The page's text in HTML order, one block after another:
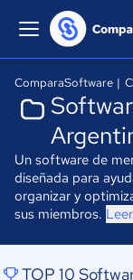
ComparaSoftware |
Un software de
diseñada para
organizar y
sus miembros.
TOP 10